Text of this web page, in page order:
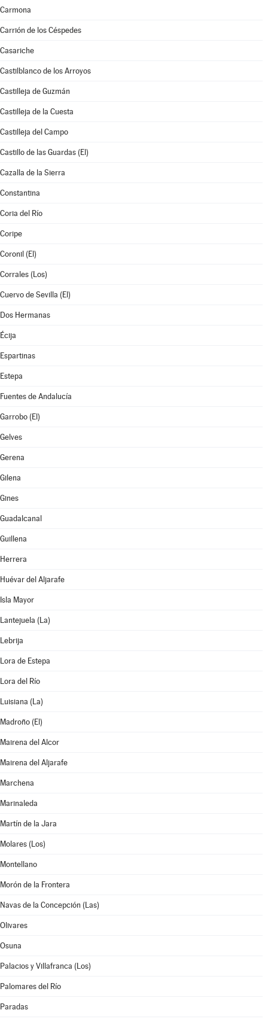
Carmona
Carrión de los Céspedes
Casariche
Castilblanco de los Arroyos
Castilleja de Guzmán
Castilleja de la Cuesta
Castilleja del Campo
Castillo de las Guardas (El)
Cazalla de la Sierra
Constantina
Coria del Río
Coripe
Coronil (El)
Corrales (Los)
Cuervo de Sevilla (El)
Dos Hermanas
Écija
Espartinas
Estepa
Fuentes de Andalucía
Garrobo (El)
Gelves
Gerena
Gilena
Gines
Guadalcanal
Guillena
Herrera
Huévar del Aljarafe
Isla Mayor
Lantejuela (La)
Lebrija
Lora de Estepa
Lora del Río
Luisiana (La)
Madroño (El)
Mairena del Alcor
Mairena del Aljarafe
Marchena
Marinaleda
Martín de la Jara
Molares (Los)
Montellano
Morón de la Frontera
Navas de la Concepción (Las)
Olivares
Osuna
Palacios y Villafranca (Los)
Palomares del Río
Paradas